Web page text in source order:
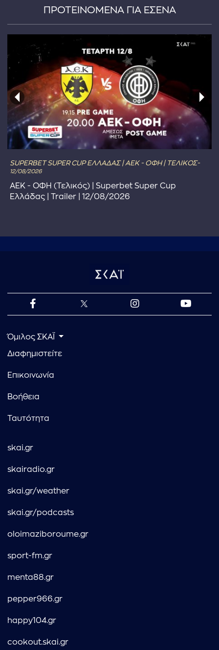
...πληκτρολογήστε κείμενο προς αναζήτηση
ΠΡΟΤΕΙΝΟΜΕΝΑ ΓΙΑ ΕΣΕΝΑ
SUPERBET SUPER CUP ΕΛΛΑΔΑΣ | ΑΕΚ - ΟΦΗ | ΤΕΛΙΚΟΣ-
12/08/2026
ΑΕΚ - ΟΦΗ (Τελικός) | Superbet Super Cup
Ελλάδας | Trailer | 12/08/2026
Όμιλος ΣΚΑΪ
Διαφημιστείτε
Επικοινωνία
Βοήθεια
Ταυτότητα
skai.gr
skairadio.gr
skai.gr/weather
skai.gr/podcasts
oloimaziboroume.gr
sport-fm.gr
menta88.gr
pepper966.gr
happy104.gr
cookout.skai.gr